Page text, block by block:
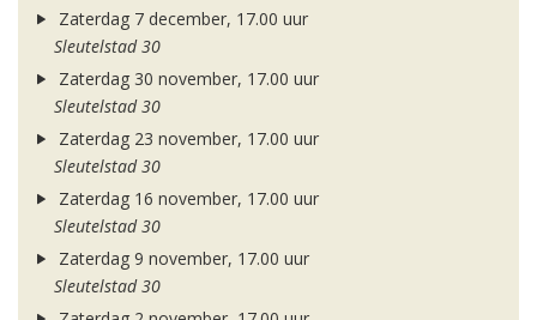
Zaterdag 7 december, 17.00 uur
Sleutelstad 30
Zaterdag 30 november, 17.00 uur
Sleutelstad 30
Zaterdag 23 november, 17.00 uur
Sleutelstad 30
Zaterdag 16 november, 17.00 uur
Sleutelstad 30
Zaterdag 9 november, 17.00 uur
Sleutelstad 30